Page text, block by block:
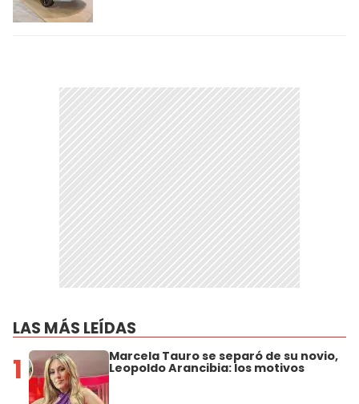
LAS MÁS LEÍDAS
1 Marcela Tauro se separó de su novio,
Leopoldo Arancibia: los motivos